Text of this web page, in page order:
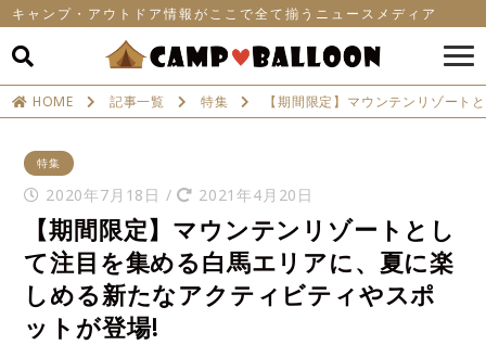
キャンプ・アウトドア情報がここで全て揃うニュースメディア
HOME 記事一覧 特集 【期間限定】マウンテンリゾート
特集
2020年7月18日 / 2021年4月20日
【期間限定】マウンテンリゾートとし
て注目を集める白馬エリアに、夏に楽
しめる新たなアクティビティやスポ
ットが登場!